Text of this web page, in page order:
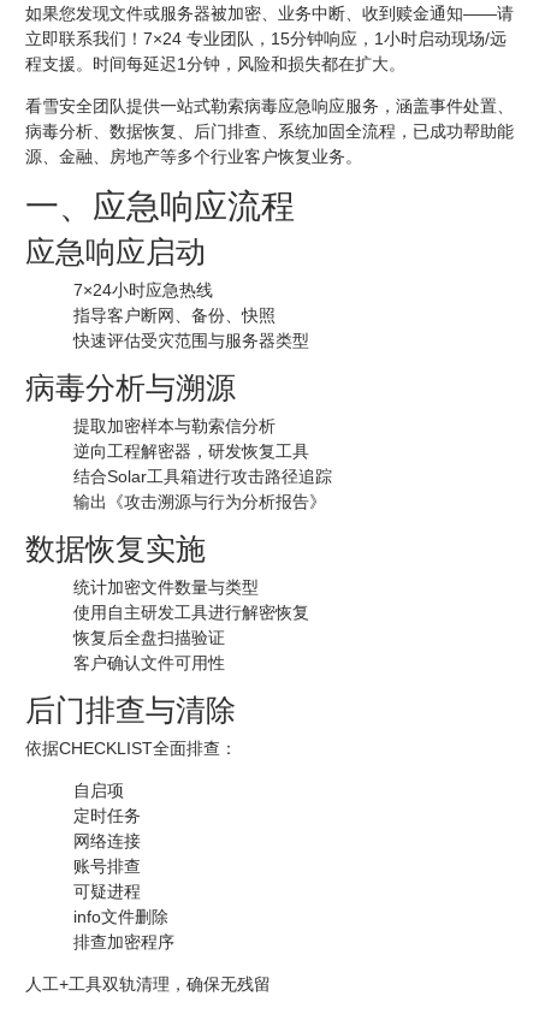
如果您发现文件或服务器被加密、业务中断、收到赎金通知——请
立即联系我们！7×24 专业团队，15分钟响应，1小时启动现场/远
程支援。时间每延迟1分钟，风险和损失都在扩大。
看雪安全团队提供一站式勒索病毒应急响应服务，涵盖事件处置、
病毒分析、数据恢复、后门排查、系统加固全流程，已成功帮助能
源、金融、房地产等多个行业客户恢复业务。
一、应急响应流程
应急响应启动
7×24小时应急热线
指导客户断网、备份、快照
快速评估受灾范围与服务器类型
病毒分析与溯源
提取加密样本与勒索信分析
逆向工程解密器，研发恢复工具
结合Solar工具箱进行攻击路径追踪
输出《攻击溯源与行为分析报告》
数据恢复实施
统计加密文件数量与类型
使用自主研发工具进行解密恢复
恢复后全盘扫描验证
客户确认文件可用性
后门排查与清除
依据CHECKLIST全面排查：
自启项
定时任务
网络连接
账号排查
可疑进程
info文件删除
排查加密程序
人工+工具双轨清理，确保无残留